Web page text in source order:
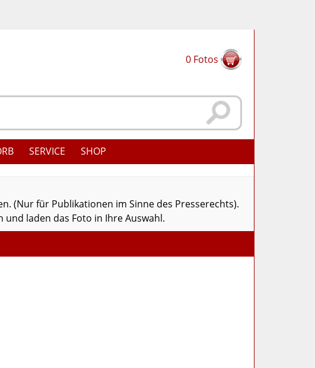
0 Fotos
SERVICE SHOP
(Nur für Publikationen im Sinne des Presserechts).
laden das Foto in Ihre Auswahl.